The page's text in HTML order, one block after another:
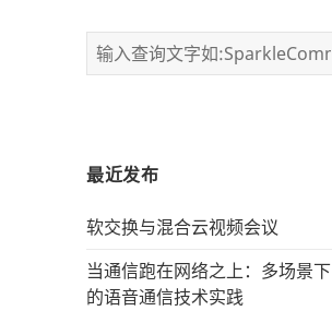
最近发布
软交换与混合云视频会议
当通信跑在网络之上：多场景下
的语音通信技术实践